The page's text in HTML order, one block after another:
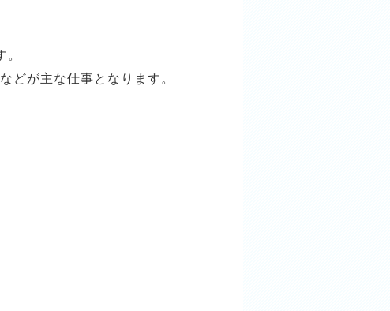
どが主な仕事となります。